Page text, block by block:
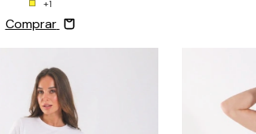
+1
Comprar